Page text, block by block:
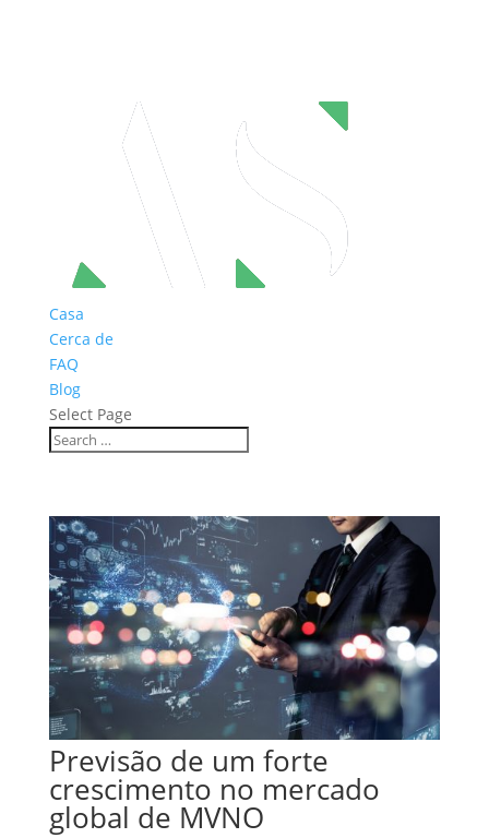
Casa
Cerca de
FAQ
Blog
Select Page
Previsão de um forte
crescimento no mercado
global de MVNO